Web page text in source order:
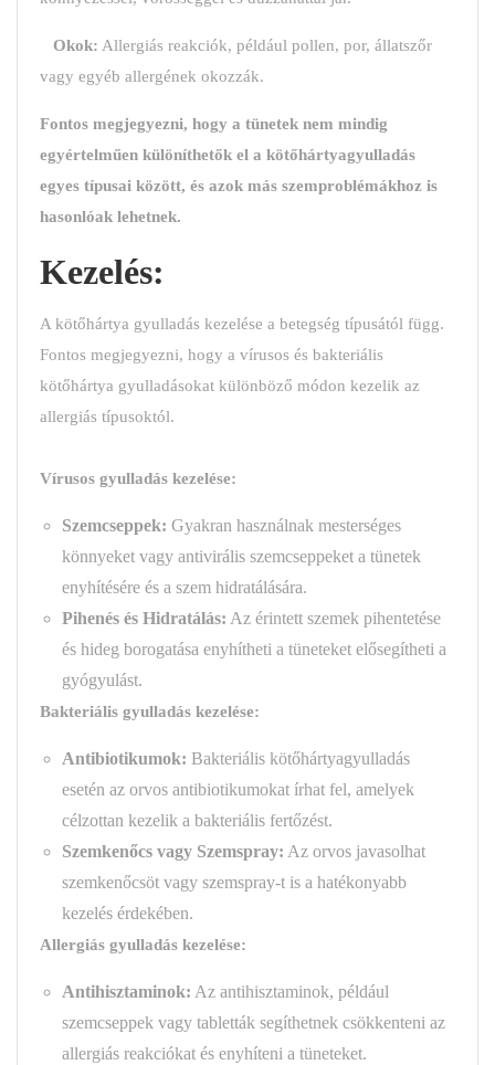
Okok: Allergiás reakciók, például pollen, por, állatszőr
vagy egyéb allergének okozzák.
Fontos megjegyezni, hogy a tünetek nem mindig
egyértelműen különíthetők el a kötőhártyagyulladás
egyes típusai között, és azok más szemproblémákhoz is
hasonlóak lehetnek.
Kezelés:
A kötőhártya gyulladás kezelése a betegség típusától függ.
Fontos megjegyezni, hogy a vírusos és bakteriális
kötőhártya gyulladásokat különböző módon kezelik az
allergiás típusoktól.
Vírusos gyulladás kezelése:
Szemcseppek: Gyakran használnak mesterséges
könnyeket vagy antivirális szemcseppeket a tünetek
enyhítésére és a szem hidratálására.
Pihenés és Hidratálás: Az érintett szemek pihentetése
és hideg borogatása enyhítheti a tüneteket elősegítheti a
gyógyulást.
Bakteriális gyulladás kezelése:
Antibiotikumok: Bakteriális kötőhártyagyulladás
esetén az orvos antibiotikumokat írhat fel, amelyek
célzottan kezelik a bakteriális fertőzést.
Szemkenőcs vagy Szemspray: Az orvos javasolhat
szemkenőcsöt vagy szemspray-t is a hatékonyabb
kezelés érdekében.
Allergiás gyulladás kezelése:
Antihisztaminok: Az antihisztaminok, például
szemcseppek vagy tabletták segíthetnek csökkenteni az
allergiás reakciókat és enyhíteni a tüneteket.